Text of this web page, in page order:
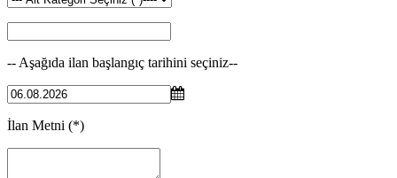
-- Aşağıda ilan başlangıç tarihini seçiniz--
İlan Metni (*)